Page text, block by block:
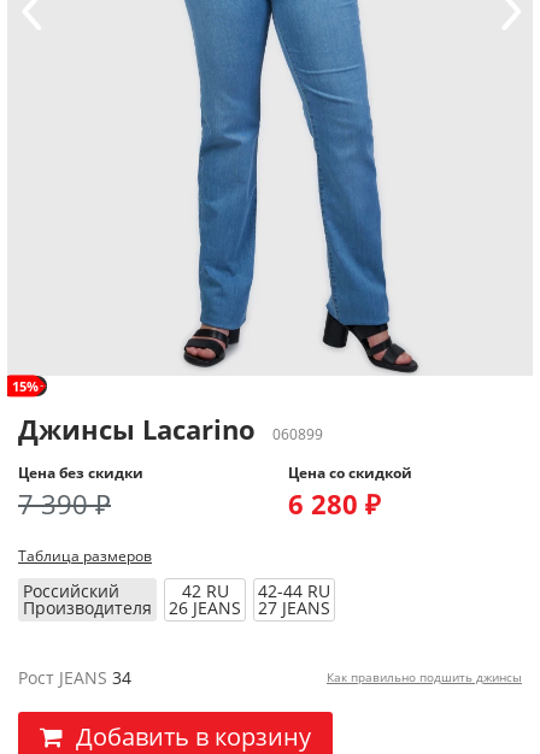
рост+
15%
Джинсы Lacarino
060899
Цена без скидки
7 390 ₽
Цена со скидкой
6 280 ₽
Таблица размеров
Российский
Производителя
42 RU
26 JEANS
42-44 RU
27 JEANS
Рост JEANS 34 Как правильно подшить джинсы
Добавить в корзину